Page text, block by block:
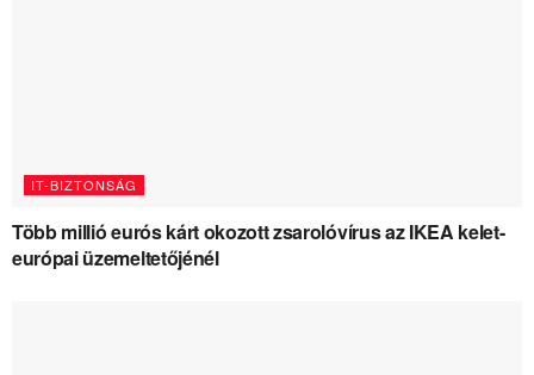
IT-BIZTONSÁG
Több millió eurós kárt okozott zsarolóvírus az IKEA kelet-
európai üzemeltetőjénél